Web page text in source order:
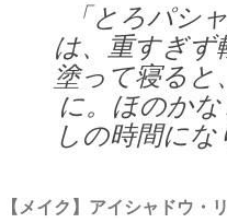
「とろパシ
は、重すぎず
塗って寝る
に。ほのか
しの時間に
【メイク】アイシャドウ・